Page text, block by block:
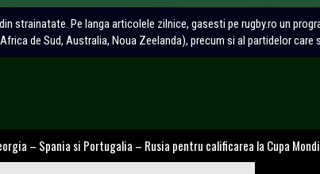
strainatate. Pe langa articolele zilnice, gasesti pe rugby.ro un
de Sud, Australia, Noua Zeelanda), precum si al partidelor care
– Spania si Portugalia – Rusia pentru calificarea la Cupa